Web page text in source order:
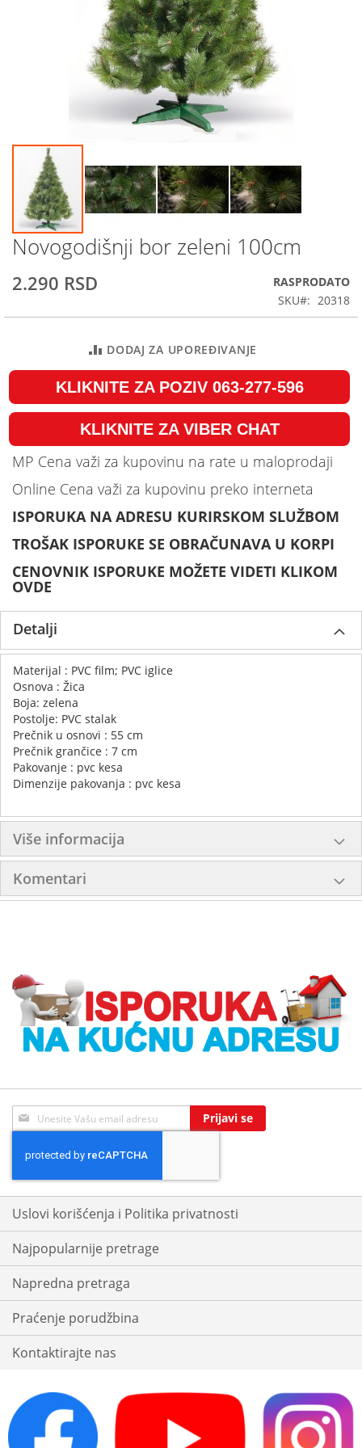
Skip
to
the
beginning
the
Novogodišnji bor zeleni 100cm
2.290 RSD
RASPRODATO
SKU
20318
DODAJ ZA UPOREĐIVANJE
KLIKNITE ZA POZIV 063-277-596
KLIKNITE ZA VIBER CHAT
MP Cena važi za kupovinu na rate u maloprodaji
Online Cena važi za kupovinu preko interneta
ISPORUKA NA ADRESU KURIRSKOM SLUŽBOM
TROŠAK ISPORUKE SE OBRAČUNAVA U KORPI
CENOVNIK ISPORUKE MOŽETE VIDETI KLIKOM
OVDE
Detalji
Materijal : PVC film; PVC iglice
Osnova : Žica
Boja: zelena
Postolje: PVC stalak
Prečnik u osnovi : 55 cm
Prečnik grančice : 7 cm
Pakovanje : pvc kesa
Dimenzije pakovanja : pvc kesa
Više informacija
Komentari
Sign
Up
Our
Newsletter:
Prijavi se
Uslovi korišćenja i Politika privatnosti
Najpopularnije pretrage
Napredna pretraga
Praćenje porudžbina
Kontaktirajte nas